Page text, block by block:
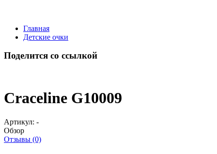
Главная
Детские очки
Поделится со ссылкой
Craceline G10009
Артикул: -
Обзор
Отзывы (0)